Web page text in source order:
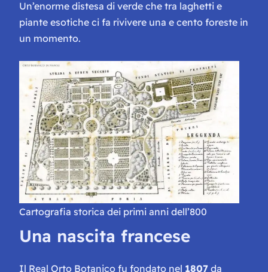
Un’enorme distesa di verde che tra laghetti e
piante esotiche ci fa rivivere una e cento foreste in
un momento.
Cartografia storica dei primi anni dell’800
Una nascita francese
Il Real Orto Botanico fu fondato nel 1807 da